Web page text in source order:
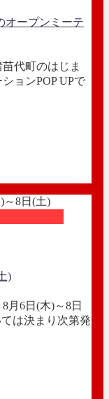
オープンミーテ
代町のはじま
ョンPOP UPで
)
月6日(木)～8日
は決まり次第発